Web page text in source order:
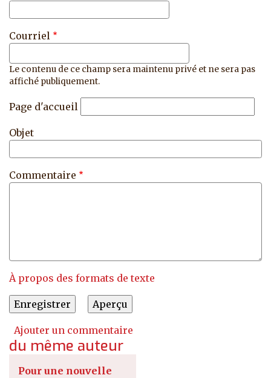
Courriel
Le contenu de ce champ sera maintenu privé et ne sera pas
affiché publiquement.
Page d'accueil
Objet
Commentaire
À propos des formats de texte
Ajouter un commentaire
du même auteur
Pour une nouvelle